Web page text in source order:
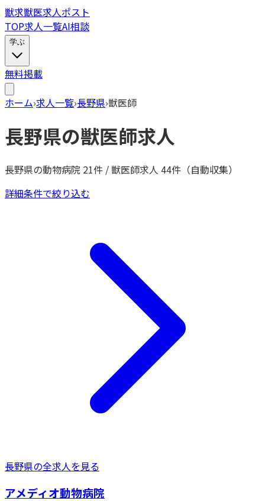
獣求獣医求人ポスト
TOP求人一覧AI相談
学ぶ
無料掲載
ホーム›求人一覧›長野県›獣医師
長野県の獣医師求人
長野県の動物病院 21件 /獣医師求人 44件（自動収集）
詳細条件で絞り込む
長野県の全求人を見る
アメディオ動物病院